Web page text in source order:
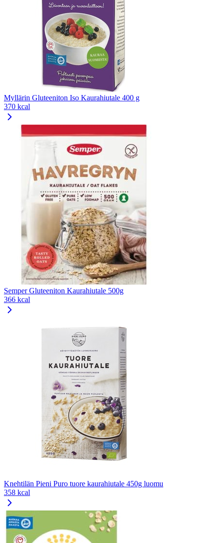
Myllärin Gluteeniton Iso Kaurahiutale 400 g
370 kcal
Semper Gluteeniton Kaurahiutale 500g
366 kcal
Knehtilän Pieni Puro tuore kaurahiutale 450g luomu
358 kcal